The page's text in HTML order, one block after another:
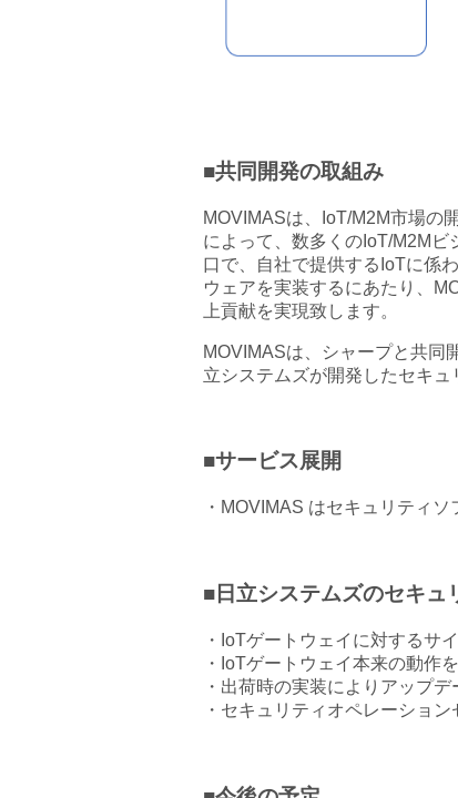
■共同開発の取組み
MOVIMASは、IoT/M2M市場の
によって、数多くのIoT/M2M
口で、自社で提供するIoTに係
ウェアを実装するにあたり、
上貢献を実現致します。
MOVIMASは、シャープと共同
立システムズが開発したセキュ
■サービス展開
・MOVIMAS はセキュリティ
■日立システムズのセキュ
・IoTゲートウェイに対するサ
・IoTゲートウェイ本来の動作
・出荷時の実装によりアップ
・セキュリティオペレーショ